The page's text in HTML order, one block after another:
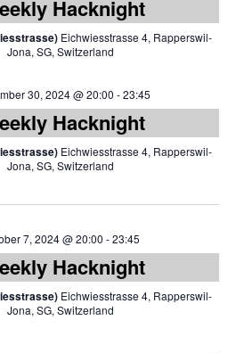
Hacknight
Eichwiesstrasse 4, Rapperswil-
Jona, SG, Switzerland
30, 2024 @ 20:00 -23:45
Hacknight
Eichwiesstrasse 4, Rapperswil-
Jona, SG, Switzerland
7, 2024 @ 20:00 -23:45
Hacknight
Eichwiesstrasse 4, Rapperswil-
Jona, SG, Switzerland